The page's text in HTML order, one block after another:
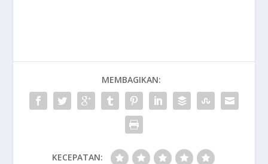
MEMBAGIKAN:
KECEPATAN: